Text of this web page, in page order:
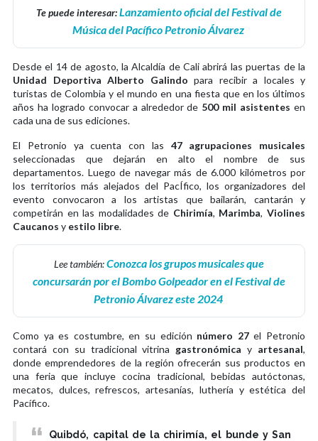
Te puede interesar:Lanzamiento oficial del Festival de
Música del Pacífico Petronio Álvarez
Desde el 14 de agosto, la Alcaldía de Cali abrirá las puertas de la
Unidad Deportiva Alberto Galindo para recibir a locales y
turistas de Colombia y el mundo en una fiesta que en los últimos
años ha logrado convocar a alrededor de 500 mil asistentes en
cada una de sus ediciones.
El Petronio ya cuenta con las 47 agrupaciones musicales
seleccionadas que dejarán en alto el nombre de sus
departamentos. Luego de navegar más de 6.000 kilómetros por
los territorios más alejados del PacÍfico, los organizadores del
evento convocaron a los artistas que bailarán, cantarán y
competirán en las modalidades de Chirimía, Marimba,Violines
Caucanos y estilo libre.
Lee también:Conozca los grupos musicales que
concursarán por el Bombo Golpeador en el Festival de
Petronio Álvarez este 2024
Como ya es costumbre, en su edición número 27el Petronio
contará con su tradicional vitrina gastronómica y artesanal,
donde emprendedores de la región ofrecerán sus productos en
una feria que incluye cocina tradicional, bebidas autóctonas,
mecatos, dulces, refrescos, artesanías, luthería y estética del
Pacífico.
Quibdó, capital de la chirimía, el bunde y San